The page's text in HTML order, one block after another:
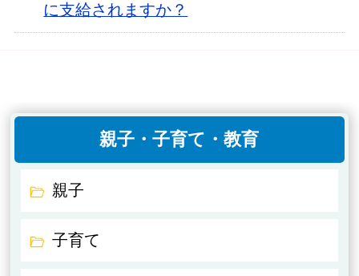
に支給されますか？
親子・子育て・教育
親子
子育て